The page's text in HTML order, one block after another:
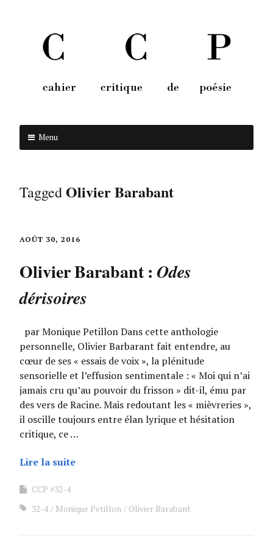
Menu
TaggedOlivier Barabant
AOÛT 30, 2016
Olivier Barabant : Odes
dérisoires
par Monique Petillon Dans cette anthologie
personnelle, Olivier Barbarant fait entendre, au
cœur de ses « essais de voix », la plénitude
sensorielle et l’effusion sentimentale : « Moi qui n’ai
jamais cru qu’au pouvoir du frisson » dit-il, ému par
des vers de Racine. Mais redoutant les « mièvreries »,
il oscille toujours entre élan lyrique et hésitation
critique, ce …
Lire la suite
CCP #32-4
32-4
Monique Petillon Olivier Barabant